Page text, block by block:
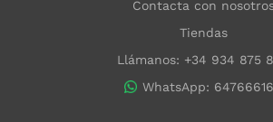
Contacta con
Tiendas
Llámanos: +34 934 875
WhatsApp: